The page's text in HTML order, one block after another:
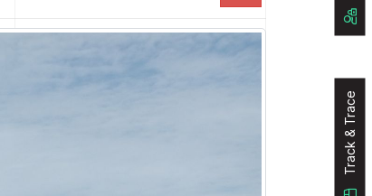
Track & Trace